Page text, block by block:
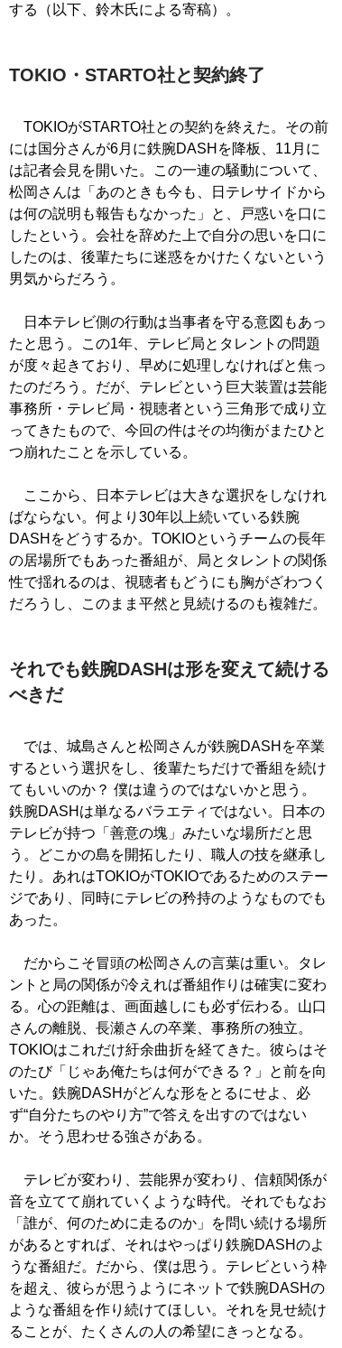
する（以下、鈴木氏による寄稿）。
TOKIO・STARTO社と契約終了
TOKIOがSTARTO社との契約を終えた。その前
には国分さんが6月に鉄腕DASHを降板、11月に
は記者会見を開いた。この一連の騒動について、
松岡さんは「あのときも今も、日テレサイドから
は何の説明も報告もなかった」と、戸惑いを口に
したという。会社を辞めた上で自分の思いを口に
したのは、後輩たちに迷惑をかけたくないという
男気からだろう。
日本テレビ側の行動は当事者を守る意図もあっ
たと思う。この1年、テレビ局とタレントの問題
が度々起きており、早めに処理しなければと焦っ
たのだろう。だが、テレビという巨大装置は芸能
事務所・テレビ局・視聴者という三角形で成り立
ってきたもので、今回の件はその均衡がまたひと
つ崩れたことを示している。
ここから、日本テレビは大きな選択をしなけれ
ばならない。何より30年以上続いている鉄腕
DASHをどうするか。TOKIOというチームの長年
の居場所でもあった番組が、局とタレントの関係
性で揺れるのは、視聴者もどうにも胸がざわつく
だろうし、このまま平然と見続けるのも複雑だ。
それでも鉄腕DASHは形を変えて続ける
べきだ
では、城島さんと松岡さんが鉄腕DASHを卒業
するという選択をし、後輩たちだけで番組を続け
てもいいのか？ 僕は違うのではないかと思う。
鉄腕DASHは単なるバラエティではない。日本の
テレビが持つ「善意の塊」みたいな場所だと思
う。どこかの島を開拓したり、職人の技を継承し
たり。あれはTOKIOがTOKIOであるためのステー
ジであり、同時にテレビの矜持のようなものでも
あった。
だからこそ冒頭の松岡さんの言葉は重い。タレ
ントと局の関係が冷えれば番組作りは確実に変わ
る。心の距離は、画面越しにも必ず伝わる。山口
さんの離脱、長瀬さんの卒業、事務所の独立。
TOKIOはこれだけ紆余曲折を経てきた。彼らはそ
のたび「じゃあ俺たちは何ができる？」と前を向
いた。鉄腕DASHがどんな形をとるにせよ、必
ず“自分たちのやり方”で答えを出すのではない
か。そう思わせる強さがある。
テレビが変わり、芸能界が変わり、信頼関係が
音を立てて崩れていくような時代。それでもなお
「誰が、何のために走るのか」を問い続ける場所
があるとすれば、それはやっぱり鉄腕DASHのよ
うな番組だ。だから、僕は思う。テレビという枠
を超え、彼らが思うようにネットで鉄腕DASHの
ような番組を作り続けてほしい。それを見せ続け
ることが、たくさんの人の希望にきっとなる。